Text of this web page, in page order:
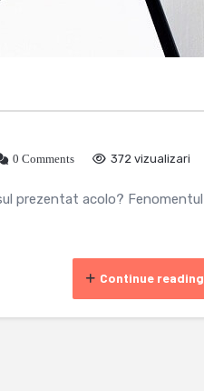
0 Comments 372 vizualizari
prezentat acolo? Fenomentul
Continue reading